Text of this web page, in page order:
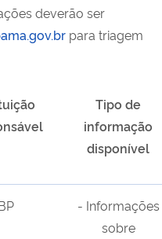
deverão ser
para triagem
Tipo de
informação
disponível
- Informações
sobre